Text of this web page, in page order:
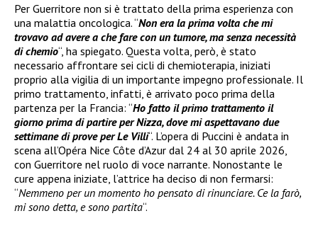
Per Guerritore non si è trattato della prima esperienza con
una malattia oncologica. “Non era la prima volta che mi
trovavo ad avere a che fare con un tumore, ma senza necessità
di chemio“, ha spiegato. Questa volta, però, è stato
necessario affrontare sei cicli di chemioterapia, iniziati
proprio alla vigilia di un importante impegno professionale. Il
primo trattamento, infatti, è arrivato poco prima della
partenza per la Francia: “Ho fatto il primo trattamento il
giorno prima di partire per Nizza, dove mi aspettavano due
settimane di prove per Le Villi“. L’opera di Puccini è andata in
scena all’Opéra Nice Côte d’Azur dal 24 al 30 aprile 2026,
con Guerritore nel ruolo di voce narrante. Nonostante le
cure appena iniziate, l’attrice ha deciso di non fermarsi:
“Nemmeno per un momento ho pensato di rinunciare. Ce la farò,
mi sono detta, e sono partita“.